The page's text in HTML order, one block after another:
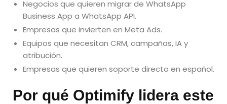
Negocios que quieren migrar de WhatsApp
Business App a WhatsApp API.
Empresas que invierten en Meta Ads.
Equipos que necesitan CRM, campañas, IA y
atribución.
Empresas que quieren soporte directo en español.
Por qué Optimify lidera este